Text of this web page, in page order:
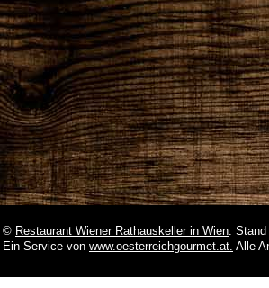
© Restaurant Wiener Rathauskeller in Wien. Stand
Ein Service von www.oesterreichgourmet.at. Alle